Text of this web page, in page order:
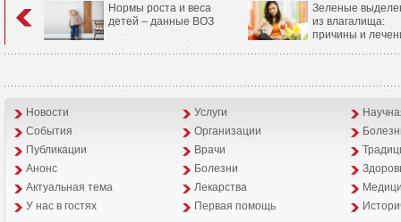
Нормы роста и веса
детей – данные ВОЗ
Зеленые
из влагалища:
причины и
Новости Услуги
События
Организации
Публикации
Врачи
Анонс
Болезни
Aктуальная тема
Лекарства
У нас в гостях
Первая помощь